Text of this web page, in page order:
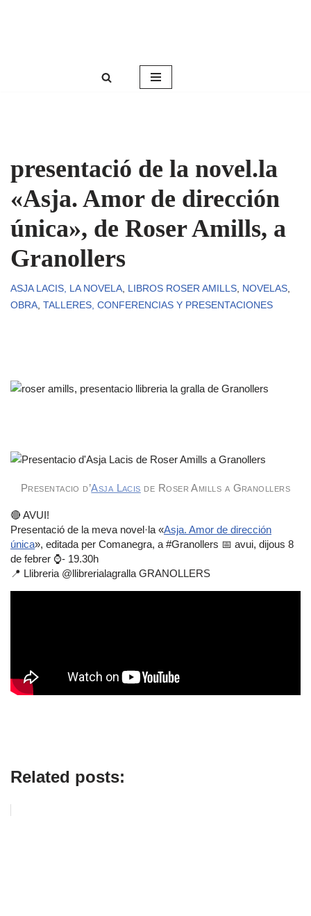
presentació de la novel.la
«Asja. Amor de dirección
única», de Roser Amills, a
Granollers
ASJA LACIS, LA NOVELA, LIBROS ROSER AMILLS, NOVELAS,
OBRA, TALLERES, CONFERENCIAS Y PRESENTACIONES
Presentacio d’Asja Lacis de Roser Amills a Granollers
🔴 AVUI!
Presentació de la meva novel·la «Asja. Amor de dirección
única», editada per Comanegra, a #Granollers 📅 avui, dijous 8
de febrer ⌚- 19.30h
📍 Llibreria @llibrerialagralla GRANOLLERS
Related posts: